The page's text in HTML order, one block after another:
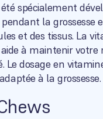
spécialement
la grossesse
et des tissus. La
à maintenir
Le dosage en
à la grossesse.